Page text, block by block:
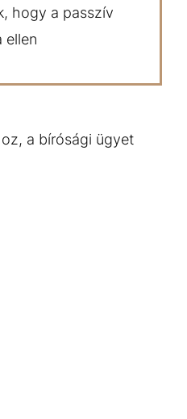
hogy a passzív
ellen
a bírósági ügyet